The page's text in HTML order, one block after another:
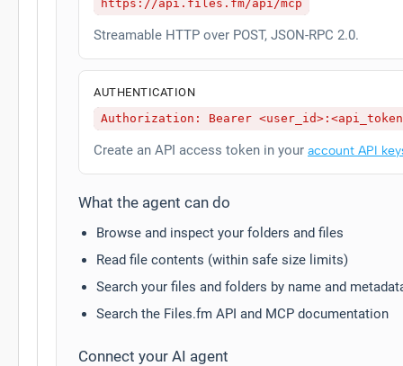
https://api.files.fm/api/mcp
Streamable HTTP over POST, JSON-RPC 2.0.
AUTHENTICATION
Authorization: Bearer
Create an API access token in your account API
What the agent can do
Browse and inspect your folders and files
Read file contents (within safe size limits)
Search your files and folders by name and
Search the Files.fm API and MCP documentation
Connect your AI agent